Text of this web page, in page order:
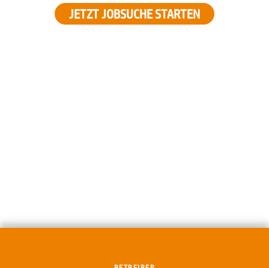
JETZT JOBSUCHE STARTEN